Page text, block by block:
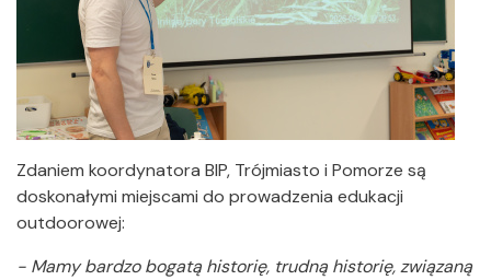
Zdaniem koordynatora BIP, Trójmiasto i Pomorze są
doskonałymi miejscami do prowadzenia edukacji
outdoorowej:
- Mamy bardzo bogatą historię, trudną historię, związaną